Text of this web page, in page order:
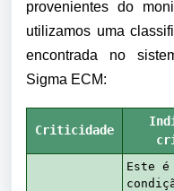
provenientes do
utilizamos uma
encontrada no
Sigma ECM:
Criticidade
Este é